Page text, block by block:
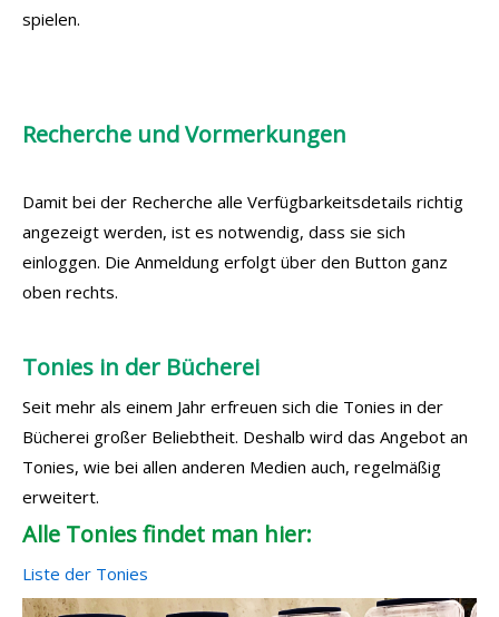
spielen.
Recherche und Vormerkungen
Damit bei der Recherche alle Verfügbarkeitsdetails richtig
angezeigt werden, ist es notwendig, dass sie sich
einloggen. Die Anmeldung erfolgt über den Button ganz
oben rechts.
Tonies in der Bücherei
Seit mehr als einem Jahr erfreuen sich die Tonies in der
Bücherei großer Beliebtheit. Deshalb wird das Angebot an
Tonies, wie bei allen anderen Medien auch, regelmäßig
erweitert.
Alle Tonies findet man hier:
Liste der Tonies